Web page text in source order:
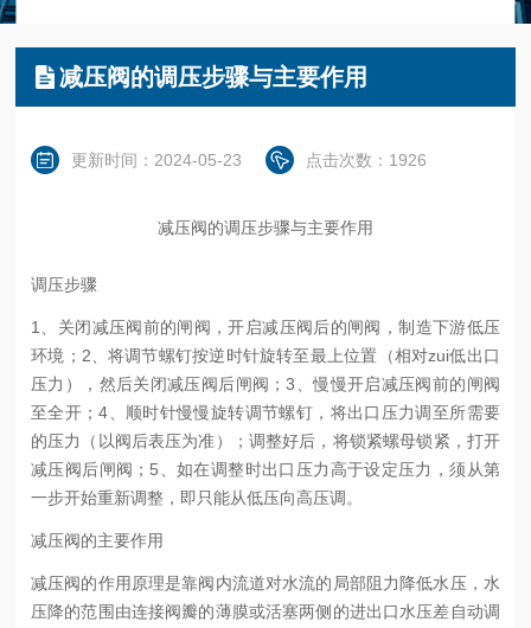
减压阀的调压步骤与主要作用
更新时间：2024-05-23 点击次数：1926
减压阀的调压步骤与主要作用
调压步骤
1、关闭减压阀前的闸阀 ，开启减压阀后的闸阀 ，制造下游低压
环境； 2、将调节螺钉按逆时针旋转至最上位置（相对zui低出口
压力），然后关闭减压阀后闸阀；3、慢慢开启减压阀前的闸阀
至全开；4、顺时针慢慢旋转调节螺钉，将出口压力调至所需要
的压力（以阀后表压为准）；调整好后，将锁紧螺母锁紧，打开
减压阀后闸阀； 5、如在调整时出口压力高于设定压力，须从第
一步开始重新调整，即只能从低压向高压调。
减压阀的主要作用
减压阀的作用原理是靠阀内流道对水流的局部阻力降低水压，水
压降的范围由连接阀瓣的薄膜或活塞两侧的进出口水压差自动调